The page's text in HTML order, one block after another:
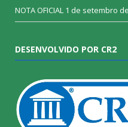
NOTA OFICIAL 1 de setembro
DESENVOLVIDO POR CR2